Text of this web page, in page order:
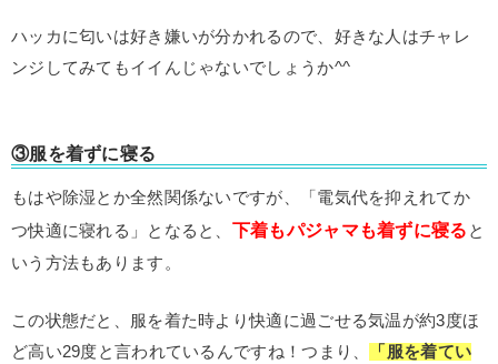
ハッカに匂いは好き嫌いが分かれるので、好きな人はチャレ
ンジしてみてもイイんじゃないでしょうか^^
③服を着ずに寝る
もはや除湿とか全然関係ないですが、「電気代を抑えれてか
つ快適に寝れる」となると、 下着もパジャマも着ずに寝る と
いう方法もあります。
この状態だと、服を着た時より快適に過ごせる気温が約3度ほ
ど高い29度と言われているんですね！つまり、
「服を着てい